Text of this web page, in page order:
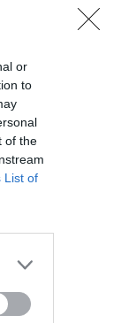
or
to
of the
List of